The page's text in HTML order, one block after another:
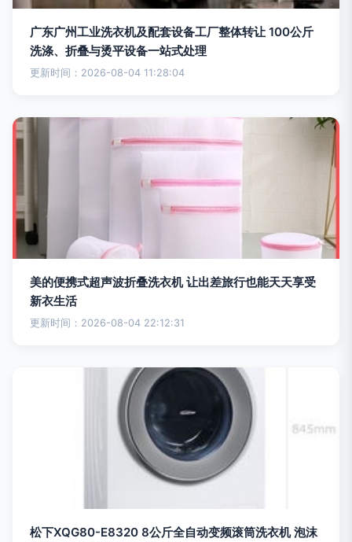
广东广州工业洗衣机及配套设备工厂整体转让 100公斤
洗涤、折叠与烫平设备一站式处理
更新时间：2026-08-04 11:28:04
美的便携式超声波折叠洗衣机 让出差旅行也能天天享受
新衣生活
更新时间：2026-08-04 22:12:31
松下XQG80-E8320 8公斤全自动变频滚筒洗衣机 泡沫